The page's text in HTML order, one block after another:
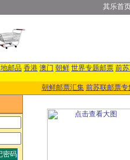
其乐首
邮品 香港 澳门 朝鲜 世界专题邮票 前
朝鲜邮票汇集 前苏联邮票专